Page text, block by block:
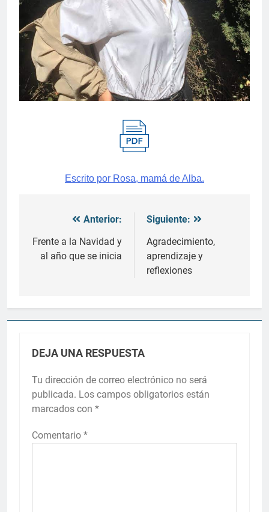
Escrito por Rosa, mamá de Alba.
Navegación
de
entradas
Anterior:
Frente a la Navidad y
al año que se inicia
Siguiente:
Agradecimiento,
aprendizaje y
reflexiones
DEJA UNA RESPUESTA
Tu dirección de correo electrónico no será
publicada. Los campos obligatorios están
marcados con *
Comentario *